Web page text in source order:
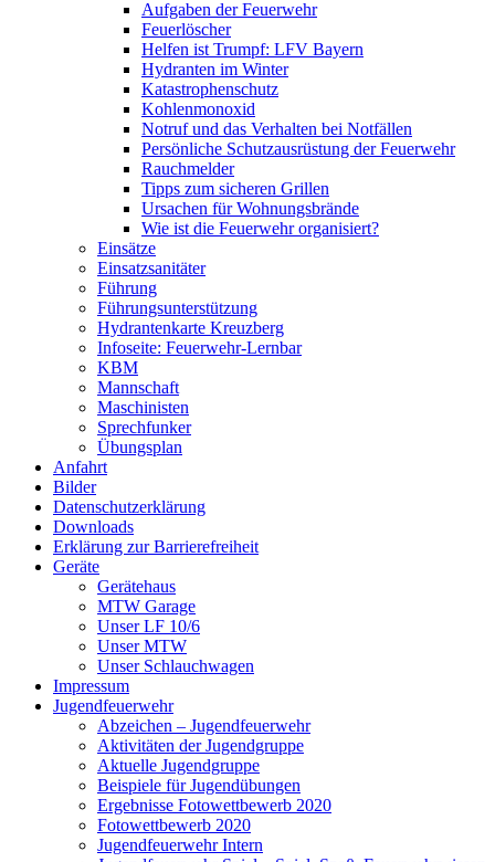
Aufgaben der Feuerwehr
Feuerlöscher
Helfen ist Trumpf: LFV Bayern
Hydranten im Winter
Katastrophenschutz
Kohlenmonoxid
Notruf und das Verhalten bei Notfällen
Persönliche Schutzausrüstung der Feuerwehr
Rauchmelder
Tipps zum sicheren Grillen
Ursachen für Wohnungsbrände
Wie ist die Feuerwehr organisiert?
Einsätze
Einsatzsanitäter
Führung
Führungsunterstützung
Hydrantenkarte Kreuzberg
Infoseite: Feuerwehr-Lernbar
KBM
Mannschaft
Maschinisten
Sprechfunker
Übungsplan
Anfahrt
Bilder
Datenschutzerklärung
Downloads
Erklärung zur Barriere­frei­heit
Geräte
Gerätehaus
MTW Garage
Unser LF 10/6
Unser MTW
Unser Schlauchwagen
Impressum
Jugendfeuerwehr
Abzeichen – Jugendfeuerwehr
Aktivitäten der Jugendgruppe
Aktuelle Jugendgruppe
Beispiele für Jugendübungen
Ergebnisse Fotowettbewerb 2020
Fotowettbewerb 2020
Jugendfeuerwehr Intern